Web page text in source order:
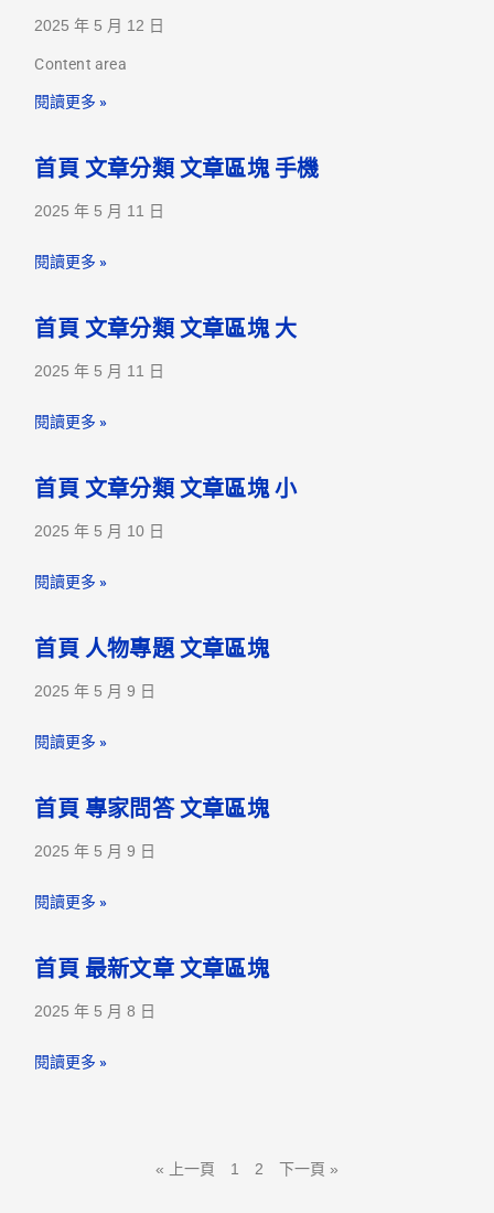
2025 年 5 月 12 日
Content area
閱讀更多 »
首頁 文章分類 文章區塊 手機
2025 年 5 月 11 日
閱讀更多 »
首頁 文章分類 文章區塊 大
2025 年 5 月 11 日
閱讀更多 »
首頁 文章分類 文章區塊 小
2025 年 5 月 10 日
閱讀更多 »
首頁 人物專題 文章區塊
2025 年 5 月 9 日
閱讀更多 »
首頁 專家問答 文章區塊
2025 年 5 月 9 日
閱讀更多 »
首頁 最新文章 文章區塊
2025 年 5 月 8 日
閱讀更多 »
« 上一頁 1 2 下一頁 »